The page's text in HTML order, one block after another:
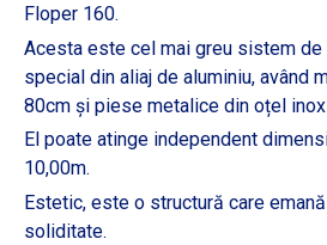
Floper 160.
Acesta este cel mai greu sistem
special din aliaj de aluminiu, având
80cm și piese metalice din oțel
El poate atinge independent
10,00m.
Estetic, este o structură care
soliditate.